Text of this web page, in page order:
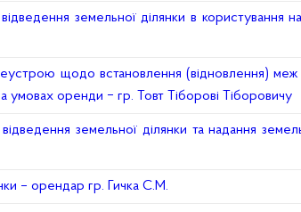
земельної ділянки в користування
щодо встановлення (відновлення) меж
умовах оренди ‒ гр. Товт Тіборові Тіборовичу
земельної ділянки та надання
– орендар гр. Гичка С.М.